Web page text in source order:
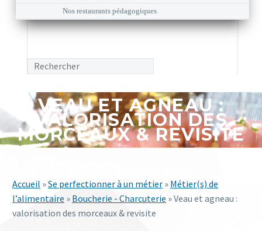
Nos restaurants pédagogiques
VEAUETAGNEAU:
VALORISATION DES
MORCEAUX & REVISITE
Accueil »Se perfectionner à un métier » Métier(s) de
l’alimentaire » Boucherie - Charcuterie » Veau et agneau :
valorisation des morceaux & revisite